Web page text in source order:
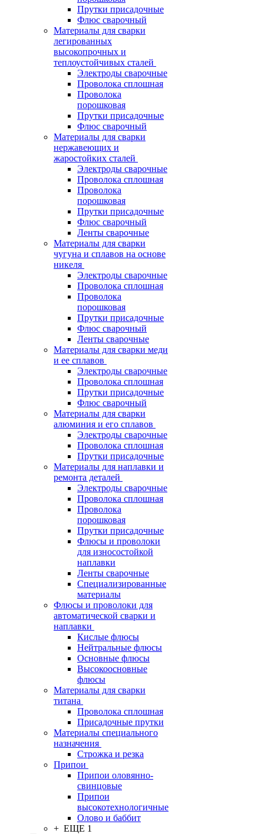
Прутки присадочные
Флюс сварочный
Материалы для сварки
легированных
высокопрочных и
теплоустойчивых сталей
Электроды сварочные
Проволока сплошная
Проволока
порошковая
Прутки присадочные
Флюс сварочный
Материалы для сварки
нержавеющих и
жаростойких сталей
Электроды сварочные
Проволока сплошная
Проволока
порошковая
Прутки присадочные
Флюс сварочный
Ленты сварочные
Материалы для сварки
чугуна и сплавов на основе
никеля
Электроды сварочные
Проволока сплошная
Проволока
порошковая
Прутки присадочные
Флюс сварочный
Ленты сварочные
Материалы для сварки меди
и ее сплавов
Электроды сварочные
Проволока сплошная
Прутки присадочные
Флюс сварочный
Материалы для сварки
алюминия и его сплавов
Электроды сварочные
Проволока сплошная
Прутки присадочные
Материалы для наплавки и
ремонта деталей
Электроды сварочные
Проволока сплошная
Проволока
порошковая
Прутки присадочные
Флюсы и проволоки
для износостойкой
наплавки
Ленты сварочные
Специализированные
материалы
Флюсы и проволоки для
автоматической сварки и
наплавки
Кислые флюсы
Нейтральные флюсы
Основные флюсы
Высокоосновные
флюсы
Материалы для сварки
титана
Проволока сплошная
Присадочные прутки
Материалы специального
назначения
Строжка и резка
Припои
Припои оловянно-
свинцовые
Припои
высокотехнологичные
Олово и баббит
+ ЕЩЕ 1